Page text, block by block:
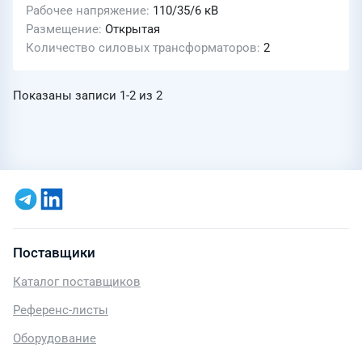
Рабочее напряжение 110/35/6 кВ
Размещение Открытая
Количество силовых трансформаторов 2
Показаны записи 1-2 из 2
Поставщики
Каталог поставщиков
Референс-листы
Оборудование